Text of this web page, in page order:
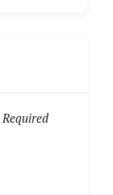
Required